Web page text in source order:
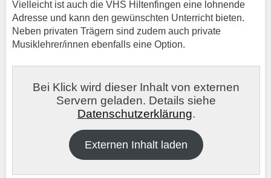
Vielleicht ist auch die VHS Hiltenfingen eine lohnende
Adresse und kann den gewünschten Unterricht bieten.
Neben privaten Trägern sind zudem auch private
Musiklehrer/innen ebenfalls eine Option.
Bei Klick wird dieser Inhalt von externen
Servern geladen. Details siehe
Datenschutzerklärung.
Externen Inhalt laden